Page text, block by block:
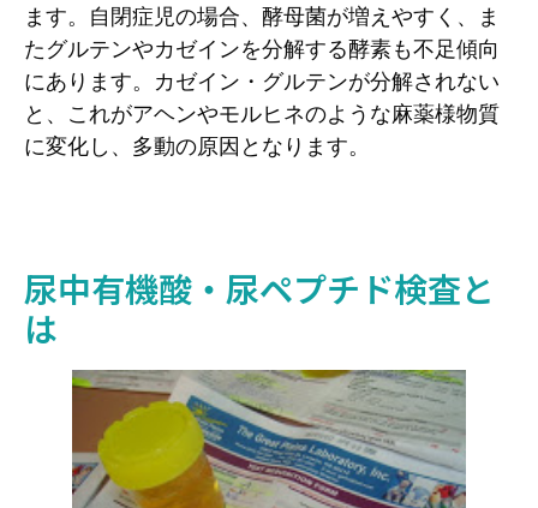
ます。自閉症児の場合、酵母菌が増えやすく、ま
たグルテンやカゼインを分解する酵素も不足傾向
にあります。カゼイン・グルテンが分解されない
と、これがアヘンやモルヒネのような麻薬様物質
に変化し、多動の原因となります。
尿中有機酸・尿ペプチド検査と
は